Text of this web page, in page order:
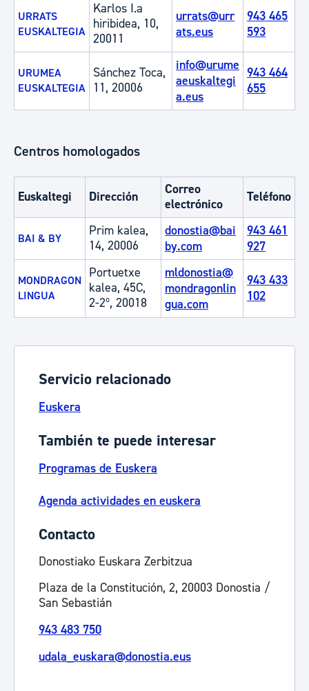
URRATS
EUSKALTEGIA
Karlos I.a
hiribidea, 10,
20011
urrats@urr
ats.eus
943 465
593
URUMEA
EUSKALTEGIA
Sánchez Toca,
11, 20006
info@urume
aeuskaltegi
a.eus
943 464
655
Centros homologados
Euskaltegi Dirección
Correo
electrónico
Teléfono
BAI & BY
Prim kalea,
14, 20006
donostia@bai
by.com
943 461
927
MONDRAGON
LINGUA
Portuetxe
kalea, 45C,
2-2º, 20018
mldonostia@
mondragonlin
gua.com
943 433
102
Servicio relacionado
Euskera
También te puede interesar
Programas de Euskera
Agenda actividades en euskera
Contacto
Donostiako Euskara Zerbitzua
Plaza de la Constitución, 2, 20003 Donostia /
San Sebastián
943 483 750
udala_euskara@donostia.eus